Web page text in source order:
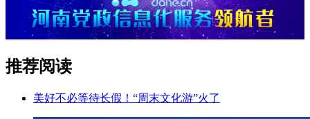
推荐阅读
美好不必等待长假！“周末文化游”火了